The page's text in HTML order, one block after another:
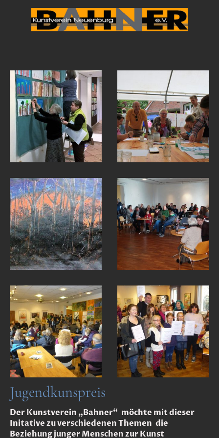
Jugendkunspreis
Der Kunstverein „Bahner“ möchte mit dieser
Initative zu verschiedenen Themen die
Beziehung junger Menschen zur Kunst